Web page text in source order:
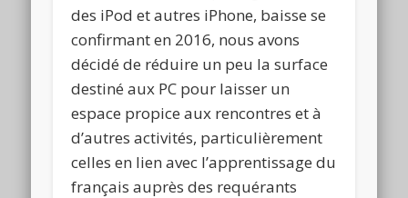
des iPod et autres iPhone, baisse se
confirmant en 2016, nous avons
décidé de réduire un peu la surface
destiné aux PC pour laisser un
espace propice aux rencontres et à
d’autres activités, particulièrement
celles en lien avec l’apprentissage du
français auprès des requérants